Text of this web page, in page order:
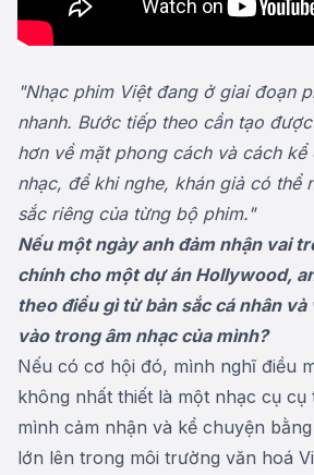
"Nhạc phim Việt đang ở giai đoạn
nhanh. Bước tiếp theo cần tạo
hơn về mặt phong cách và cách kể
nhạc, để khi nghe, khán giả có thể
sắc riêng của từng bộ phim."
Nếu một ngày anh đảm nhận vai
chính cho một dự án Hollywood,
theo điều gì từ bản sắc cá nhân và
vào trong âm nhạc của mình?
Nếu có cơ hội đó, mình nghĩ điều
không nhất thiết là một nhạc cụ cụ
mình cảm nhận và kể chuyện
lớn lên trong môi trường văn hoá